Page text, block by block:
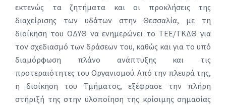
εκτενώς τα ζητήματα και οι προκλήσεις της
διαχείρισης των υδάτων στην Θεσσαλία, με τη
διοίκηση του ΟΔΥΘ να ενημερώνει το ΤΕΕ/ΤΚΔΘ για
τον σχεδιασμό των δράσεων του, καθώς και για το υπό
διαμόρφωση πλάνο ανάπτυξης και τις
προτεραιότητες του Οργανισμού. Από την πλευρά της,
η διοίκηση του Τμήματος, εξέφρασε την πλήρη
στήριξή της στην υλοποίηση της κρίσιμης σημασίας